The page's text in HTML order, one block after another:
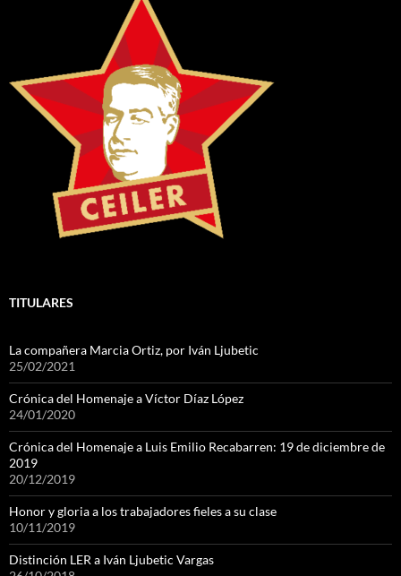
TITULARES
La compañera Marcia Ortiz, por Iván Ljubetic
25/02/2021
Crónica del Homenaje a Víctor Díaz López
24/01/2020
Crónica del Homenaje a Luis Emilio Recabarren: 19 de diciembre de
2019
20/12/2019
Honor y gloria a los trabajadores fieles a su clase
10/11/2019
Distinción LER a Iván Ljubetic Vargas